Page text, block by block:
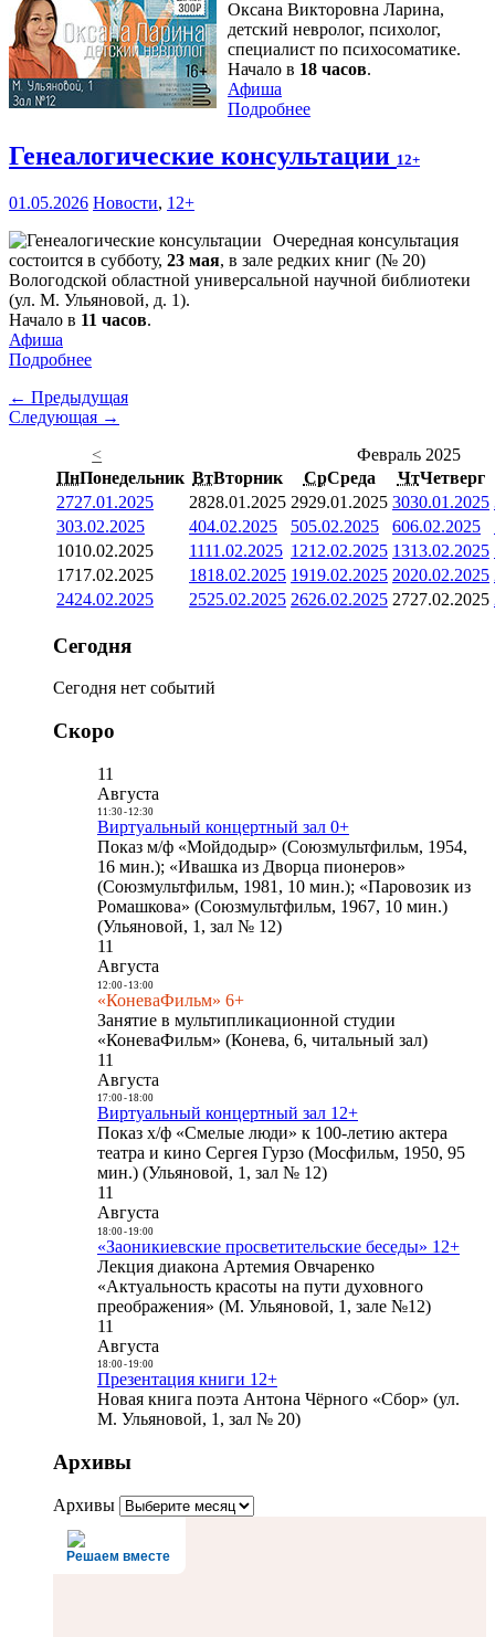
Оксана Викторовна Ларина,
детский невролог, психолог,
специалист по психосоматике.
Начало в 18 часов.
Афиша
Подробнее
Генеалогические консультации 12+
01.05.2026 Новости, 12+
Очередная консультация
состоится в субботу, 23 мая, в зале редких книг (№ 20)
Вологодской областной универсальной научной библиотеки
(ул. М. Ульяновой, д. 1).
Начало в 11 часов.
Афиша
Подробнее
← Предыдущая
Следующая →
<
Февраль 2025
ПнПонедельник ВтВторник СрСреда ЧтЧетверг
2727.01.2025 2828.01.2025 2929.01.2025 3030.01.2025
303.02.2025 404.02.2025 505.02.2025 606.02.2025
1010.02.2025 1111.02.2025 1212.02.2025 1313.02.2025
1717.02.2025 1818.02.2025 1919.02.2025 2020.02.2025
2424.02.2025 2525.02.2025 2626.02.2025 2727.02.2025
Сегодня
Сегодня нет событий
Скоро
11
Августа
11:30- 12:30
Виртуальный концертный зал 0+
Показ м/ф «Мойдодыр» (Союзмультфильм, 1954,
16 мин.); «Ивашка из Дворца пионеров»
(Союзмультфильм, 1981, 10 мин.); «Паровозик из
Ромашкова» (Союзмультфильм, 1967, 10 мин.)
(Ульяновой, 1, зал № 12)
11
Августа
12:00- 13:00
«КоневаФильм» 6+
Занятие в мультипликационной студии
«КоневаФильм» (Конева, 6, читальный зал)
11
Августа
17:00- 18:00
Виртуальный концертный зал 12+
Показ х/ф «Смелые люди» к 100-летию актера
театра и кино Сергея Гурзо (Мосфильм, 1950, 95
мин.) (Ульяновой, 1, зал № 12)
11
Августа
18:00- 19:00
«Заоникиевские просветительские беседы» 12+
Лекция диакона Артемия Овчаренко
«Актуальность красоты на пути духовного
преображения» (М. Ульяновой, 1, зале №12)
11
Августа
18:00- 19:00
Презентация книги 12+
Новая книга поэта Антона Чёрного «Сбор» (ул.
М. Ульяновой, 1, зал № 20)
Архивы
Архивы
Решаем вместе